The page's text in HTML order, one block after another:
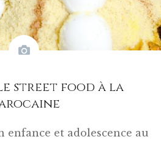
street food à la
enfance et adolescence au